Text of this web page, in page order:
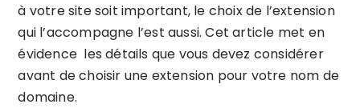
à votre site soit important, le choix de l’extension
qui l’accompagne l’est aussi. Cet article met en
évidence les détails que vous devez considérer
avant de choisir une extension pour votre nom de
domaine.